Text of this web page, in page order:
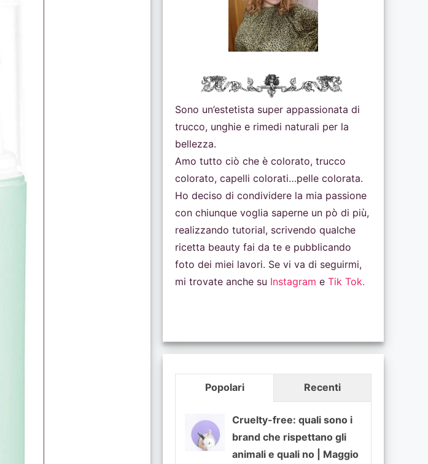
Sono un’estetista super appassionata di
trucco, unghie e rimedi naturali per la
bellezza.
Amo tutto ciò che è colorato, trucco
colorato, capelli colorati…pelle colorata.
Ho deciso di condividere la mia passione
con chiunque voglia saperne un pò di più,
realizzando tutorial, scrivendo qualche
ricetta beauty fai da te e pubblicando
foto dei miei lavori. Se vi va di seguirmi,
mi trovate anche su Instagram e Tik Tok.
Popolari Recenti
Cruelty-free: quali sono i
brand che rispettano gli
animali e quali no | Maggio